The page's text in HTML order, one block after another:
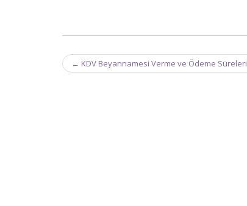
Post
navigation
← KDV Beyannamesi Verme ve Ödeme